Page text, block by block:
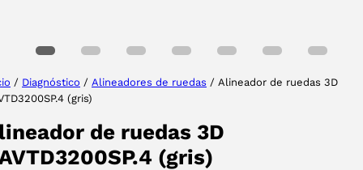
/ Diagnóstico / Alineadores de ruedas / Alineador de ruedas 3D
(gris)
de ruedas 3D
(gris)